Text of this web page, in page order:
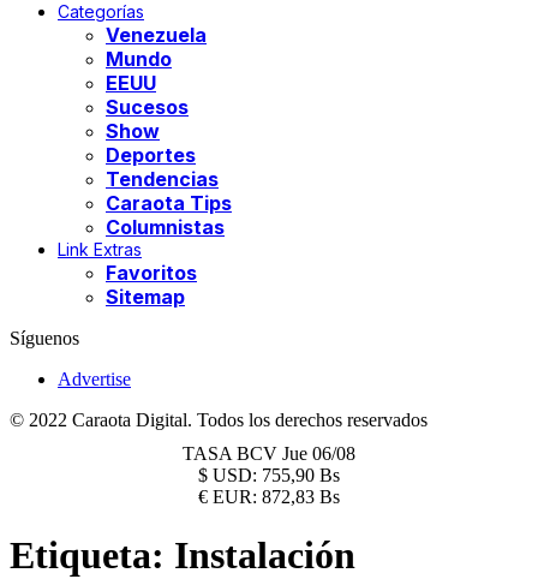
Categorías
Venezuela
Mundo
EEUU
Sucesos
Show
Deportes
Tendencias
Caraota Tips
Columnistas
Link Extras
Favoritos
Sitemap
Síguenos
Advertise
© 2022 Caraota Digital. Todos los derechos reservados
TASA BCV Jue 06/08
$ USD: 755,90 Bs
€ EUR: 872,83 Bs
Etiqueta: Instalación